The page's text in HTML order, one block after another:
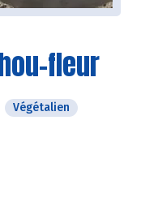
fleur
Végétalien